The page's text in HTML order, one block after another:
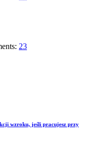
23
wzroku, jeśli pracujesz przy